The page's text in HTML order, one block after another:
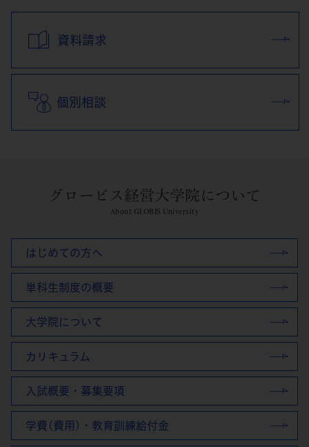
資料請求
個別相談
グロービス経営大学院について
About GLOBIS University
はじめての方へ
単科生制度の概要
大学院について
カリキュラム
入試概要・募集要項
学費(費用)・教育訓練給付金